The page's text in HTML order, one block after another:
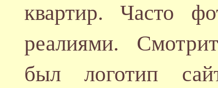
квартир. Часто
реалиями.
был логотип